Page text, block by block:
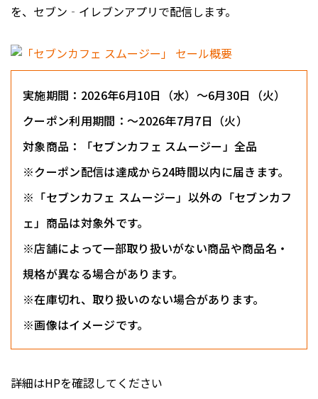
を、セブン‐イレブンアプリで配信します。
実施期間：2026年6月10日（水）〜6月30日（火）
クーポン利用期間：〜2026年7月7日（火）
対象商品：「セブンカフェ スムージー」全品
※クーポン配信は達成から24時間以内に届きます。
※「セブンカフェ スムージー」以外の「セブンカフ
ェ」商品は対象外です。
※店舗によって一部取り扱いがない商品や商品名・
規格が異なる場合があります。
※在庫切れ、取り扱いのない場合があります。
※画像はイメージです。
詳細はHPを確認してください